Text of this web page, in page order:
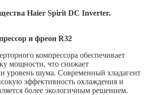
Haier Spirit DC Inverter.
и фреон R32
компрессора обеспечивает
мощности, что снижает
и уровень шума. Современный хладагент
эффективность охлаждения и
более экологичным решением.